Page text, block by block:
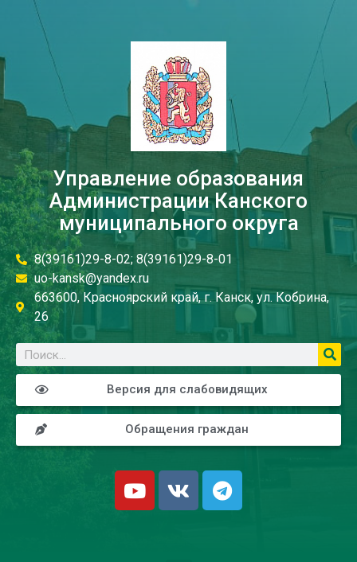
Управление образования
Администрации Канского
муниципального округа
8(39161)29-8-02; 8(39161)29-8-01
uo-kansk@yandex.ru
663600, Красноярский край, г. Канск, ул. Кобрина,
26
Версия для слабовидящих
Обращения граждан